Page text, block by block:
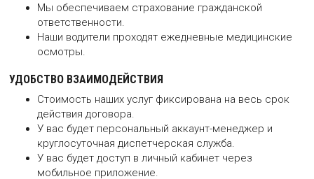
Мы обеспечиваем страхование гражданской
ответственности.
Наши водители проходят ежедневные медицинские
осмотры.
УДОБСТВО ВЗАИМОДЕЙСТВИЯ
Стоимость наших услуг фиксирована на весь срок
действия договора.
У вас будет персональный аккаунт-менеджер и
круглосуточная диспетчерская служба.
У вас будет доступ в личный кабинет через
мобильное приложение.